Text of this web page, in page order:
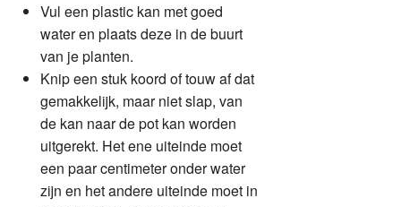
Vul een plastic kan met goed
water en plaats deze in de buurt
van je planten.
Knip een stuk koord of touw af dat
gemakkelijk, maar niet slap, van
de kan naar de pot kan worden
uitgerekt. Het ene uiteinde moet
een paar centimeter onder water
zijn en het andere uiteinde moet in